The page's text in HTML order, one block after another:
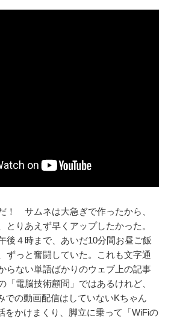
！ サムネは大急ぎで作ったから、
とりあえず早くアップしたかった。
後４時まで、あいだ10分間お昼ご飯
ずっと奮闘していた。これも文字通
らない単語ばかりのウェブ上の記事
「電脳技術顧問」ではあるけれど、
での動画配信はしていないKちゃん
をかけまくり、脚立に乗って「WiFiの